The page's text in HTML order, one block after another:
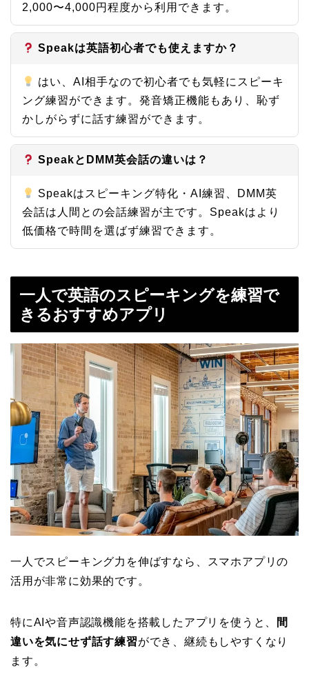
2,000〜4,000円程度から利用できます。
Speakは英語初心者でも使えますか？
はい、AI相手なので初心者でも気軽にスピーキ
ング練習ができます。発音矯正機能もあり、恥ず
かしがらずに話す練習ができます。
SpeakとDMM英会話の違いは？
Speakはスピーキング特化・AI練習、DMM英
会話は人間との会話練習が主です。Speakはより
低価格で時間を選ばず練習できます。
一人で英語のスピーキングを練習で
きるおすすめアプリ
一人でスピーキング力を伸ばすなら、スマホアプリの
活用が非常に効果的です。
特にAIや音声認識機能を搭載したアプリを使うと、
間
違いを気にせず話す練習ができ、継続もしやすくなり
ます。